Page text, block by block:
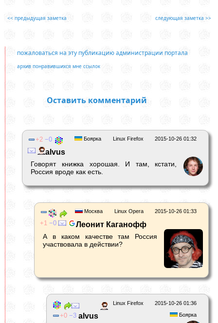
<< предыдущая заметка следующая заметка >>
пожаловаться на эту публикацию администрации портала
архив понравившихся мне ссылок
Оставить комментарий
2015-10-26 01:32
Linux Firefox
Боярка
2 0
alvus
Говорят книжка хорошая. И там, кстати,
Россия вроде как есть.
2015-10-26 01:33
Linux Opera
Москва
1 0 Леонит Каганофф
А в каком качестве там Россия
участвовала в действии?
2015-10-26 01:36
Linux Firefox
Боярка
0 3 alvus